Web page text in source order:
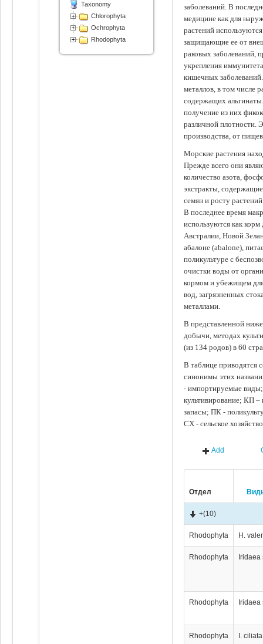
заболеваний. В
медицине как для
растений
защищающие ее от
раковых заболеваний,
укрепления
кишечных
металлов, в том числе
содержащих
получение из них
различной плотности.
производства, от
Морские растения
Прежде всего они
количество азота,
экстракты,
семян и росту
В последнее время
используются как
Австралии, Новой
абалоне (abalone),
поликультуре с
очистки воды от
кормом и убежищем
вод, загрязненных
металлами.
В представленной
добычи, методах
(из 134 родов) в 60
В таблице приводятся
синонимы этих
- импортируемые
культивирование; КП
запасы; ПК -
СХ - сельское
Add
Отдел
+(10)
Rhodophyta H.
Rhodophyta Iridaea
Rhodophyta Iridaea
Rhodophyta I. ciliata
Taxonomy
Chlorophyta
Ochrophyta
Rhodophyta